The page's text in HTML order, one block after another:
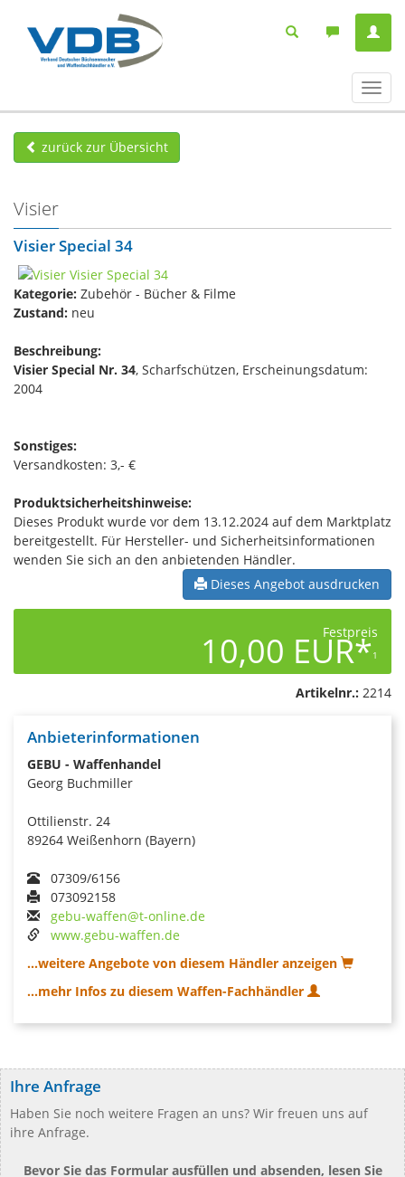
ein-/
zurück zur Übersicht
Visier
Visier Special 34
Kategorie: Zubehör - Bücher & Filme
Zustand: neu
Beschreibung:
Visier Special Nr. 34, Scharfschützen, Erscheinungsdatum:
2004
Sonstiges:
Versandkosten: 3,- €
Produktsicherheitshinweise:
Dieses Produkt wurde vor dem 13.12.2024 auf dem Marktplatz
bereitgestellt. Für Hersteller- und Sicherheitsinformationen
wenden Sie sich an den anbietenden Händler.
Dieses Angebot ausdrucken
Festpreis
10,00 EUR*1
Artikelnr.: 2214
Anbieterinformationen
GEBU - Waffenhandel
Georg Buchmiller
Ottilienstr. 24
89264 Weißenhorn (Bayern)
07309/6156
073092158
gebu-waffen@t-online.de
www.gebu-waffen.de
...weitere Angebote von diesem Händler anzeigen
...mehr Infos zu diesem Waffen-Fachhändler
Ihre Anfrage
Haben Sie noch weitere Fragen an uns? Wir freuen uns auf
ihre Anfrage.
Bevor Sie das Formular ausfüllen und absenden, lesen Sie